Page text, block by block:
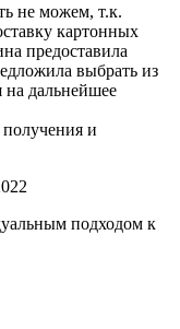
не можем, т.к.
картонных
предоставила
выбрать из
на дальнейшее
и
подходом к